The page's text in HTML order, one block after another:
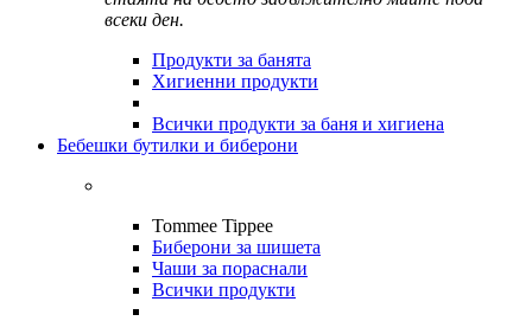
всеки ден.
Продукти за банята
Хигиенни продукти
Всички продукти за баня и хигиена
Бебешки бутилки и биберони
Tommee Tippee
Биберони за шишета
Чаши за пораснали
Всички продукти